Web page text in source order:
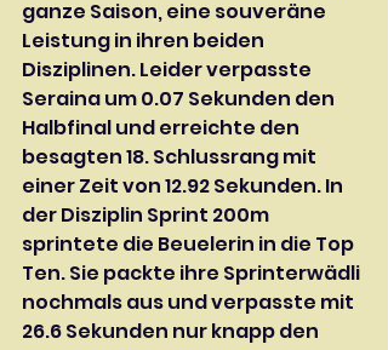
ganze Saison, eine souveräne
Leistung in ihren beiden
Disziplinen. Leider verpasste
Seraina um 0.07 Sekunden den
Halbfinal und erreichte den
besagten 18. Schlussrang mit
einer Zeit von 12.92 Sekunden. In
der Disziplin Sprint 200m
sprintete die Beuelerin in die Top
Ten. Sie packte ihre Sprinterwädli
nochmals aus und verpasste mit
26.6 Sekunden nur knapp den